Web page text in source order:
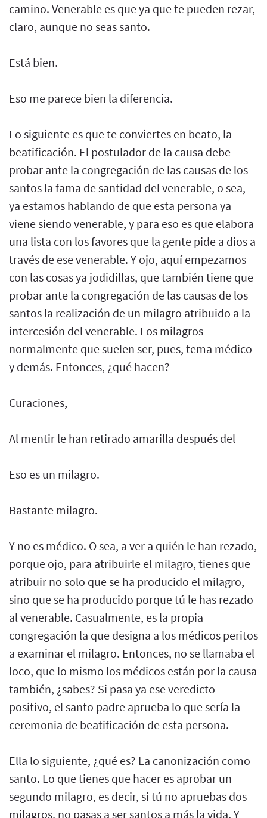
camino. Venerable es que ya que te pueden rezar,
claro, aunque no seas santo.
Está bien.
Eso me parece bien la diferencia.
Lo siguiente es que te conviertes en beato, la
beatificación. El postulador de la causa debe
probar ante la congregación de las causas de los
santos la fama de santidad del venerable, o sea,
ya estamos hablando de que esta persona ya
viene siendo venerable, y para eso es que elabora
una lista con los favores que la gente pide a dios a
través de ese venerable. Y ojo, aquí empezamos
con las cosas ya jodidillas, que también tiene que
probar ante la congregación de las causas de los
santos la realización de un milagro atribuido a la
intercesión del venerable. Los milagros
normalmente que suelen ser, pues, tema médico
y demás. Entonces, ¿qué hacen?
Curaciones,
Al mentir le han retirado amarilla después del
Eso es un milagro.
Bastante milagro.
Y no es médico. O sea, a ver a quién le han rezado,
porque ojo, para atribuirle el milagro, tienes que
atribuir no solo que se ha producido el milagro,
sino que se ha producido porque tú le has rezado
al venerable. Casualmente, es la propia
congregación la que designa a los médicos peritos
a examinar el milagro. Entonces, no se llamaba el
loco, que lo mismo los médicos están por la causa
también, ¿sabes? Si pasa ya ese veredicto
positivo, el santo padre aprueba lo que sería la
ceremonia de beatificación de esta persona.
Ella lo siguiente, ¿qué es? La canonización como
santo. Lo que tienes que hacer es aprobar un
segundo milagro, es decir, si tú no apruebas dos
milagros, no pasas a ser santos a más la vida. Y